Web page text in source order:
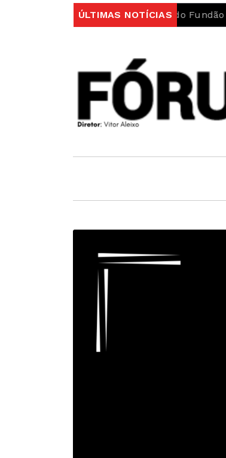
ÚLTIMAS NOTÍCIAS
Autarquia do Fundão garante que